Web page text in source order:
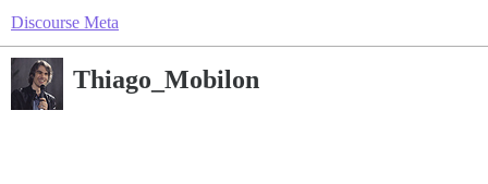
Discourse Meta
Thiago_Mobilon